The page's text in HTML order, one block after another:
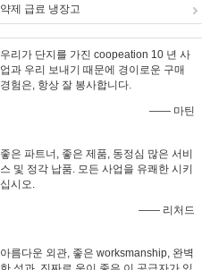
약제 급료 냉장고
우리가 단지를 가진 coopeation 10 년 사
업과 우리 보내기 때문에 경이로운 구매
경험은, 항상 잘 봉사합니다.
—— 마틴
좋은 파트너, 좋은 제품, 동정심 많은 서비
스 및 정각 납품. 모든 사업을 유쾌한 시키
십시오.
—— 리처드
아름다운 외관, 좋은 worksmanship, 완벽